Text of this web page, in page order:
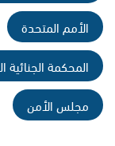
الأمم المتحدة
المحكمة الجنائية
مجلس الأمن